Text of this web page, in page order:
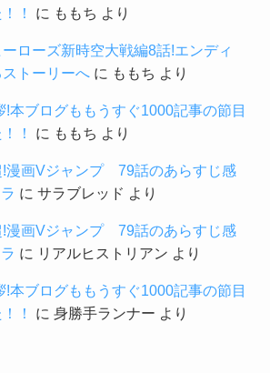
！
に ももち より
ローズ新時空大戦編8話!エンディ
トーリーへに ももち より
!本ブログももうすぐ1000記事の節目
！
に ももち より
!漫画Vジャンプ 79話のあらすじ感
に サラブレッド より
!漫画Vジャンプ 79話のあらすじ感
に リアルヒストリアン より
!本ブログももうすぐ1000記事の節目
！
に 身勝手ランナー より